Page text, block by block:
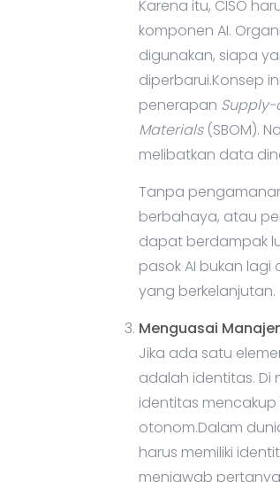
Karena itu, CISO
komponen AI.
digunakan, siapa
diperbarui.Konsep
penerapan Supply-
Materials(SBOM).
melibatkan data
Tanpa
berbahaya, atau
dapat berdampak
pasok AI bukan
yang berkelanjutan.
Menguasai
Jika ada satu
adalah identitas. Di
identitas mencakup
otonom.Dalam
harus memiliki
menjawab